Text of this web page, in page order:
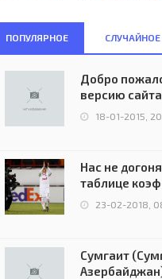
ПОПУЛЯРНОЕ СЛУЧАЙНОЕ
Добро
версию
uefa.ru
18-01-2015,
Нас не
таблице
УЕФА23-02-2018,
Сумгаит